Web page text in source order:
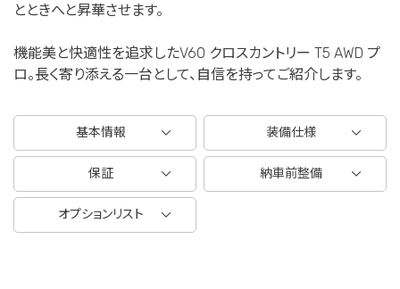
とときへと昇華させます。
機能美と快適性を追求したV60 クロスカントリー T5 AWD プ
ロ。長く寄り添える一台として、自信を持ってご紹介します。
基本情報 装備仕様
保証 納車前整備
オプションリスト